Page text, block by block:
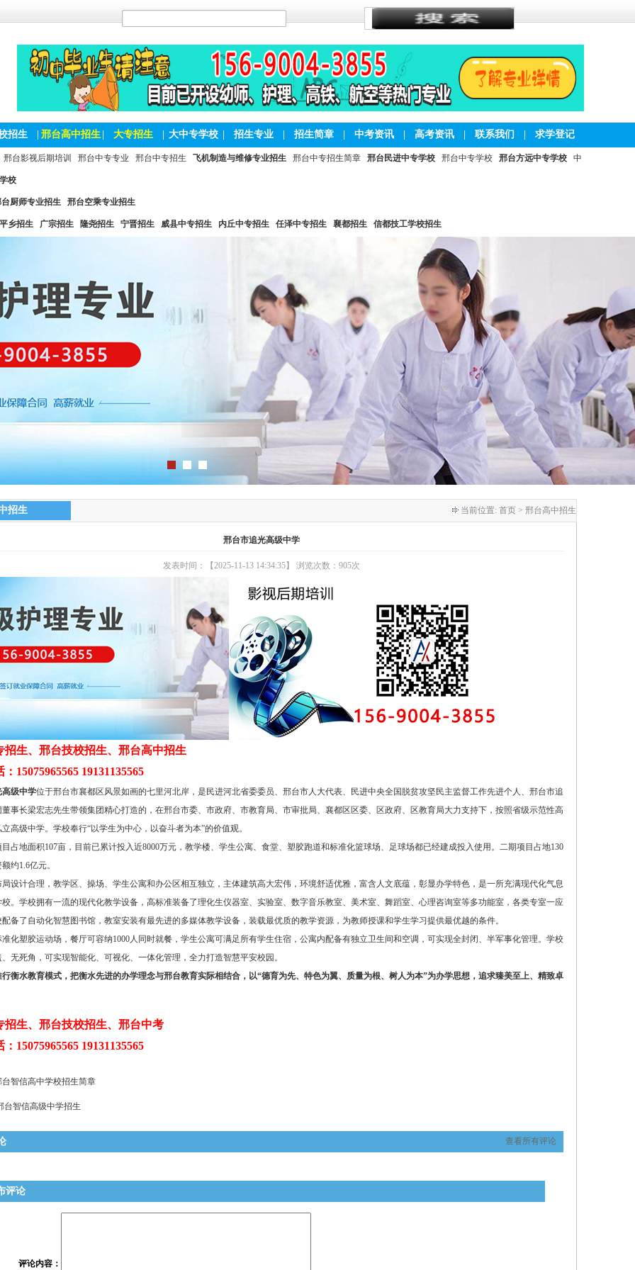
招生 邢台高中招生 大专招生 大中专学校 招生专业 招生简章 中考资讯 高考资讯 联系我们 求学登记
邢台影视后期培训 邢台中专专业 邢台中专招生 飞机制造与维修专业招生 邢台中专招生简章 邢台民进中专学校 邢台中专学校 邢台方远中专学校 中
校
厨师专业招生 邢台空乘专业招生
平乡招生 广宗招生 隆尧招生 宁晋招生 威县中专招生 内丘中专招生 任泽中专招生 襄都招生 信都技工学校招生
招生 当前位置: 首页 > 邢台高中招生
邢台市追光高级中学
发表时间：【2025-11-13 14:34:35】 浏览次数：905次
招生、邢台技校招生、邢台高中招生
15075965565 19131135565
高级中学位于邢台市襄都区风景如画的七里河北岸，是民进河北省委委员、邢台市人大代表、民进中央全国脱贫攻坚民主监督工作先进个人、邢台市追
事长梁宏志先生带领集团精心打造的，在邢台市委、市政府、市教育局、市审批局、襄都区区委、区政府、区教育局大力支持下，按照省级示范性高
高级中学。学校奉行“以学生为中心，以奋斗者为本”的价值观。
占地面积107亩，目前已累计投入近8000万元，教学楼、学生公寓、食堂、塑胶跑道和标准化篮球场、足球场都已经建成投入使用。二期项目占地130
约1.6亿元。
设计合理，教学区、操场、学生公寓和办公区相互独立，主体建筑高大宏伟，环境舒适优雅，富含人文底蕴，彰显办学特色，是一所充满现代化气息
。学校拥有一流的现代化教学设备，高标准装备了理化生仪器室、实验室、数字音乐教室、美术室、舞蹈室、心理咨询室等多功能室，各类专室一应
备了自动化智慧图书馆，教室安装有最先进的多媒体教学设备，装载最优质的教学资源，为教师授课和学生学习提供最优越的条件。
化塑胶运动场，餐厅可容纳1000人同时就餐，学生公寓可满足所有学生住宿，公寓内配备有独立卫生间和空调，可实现全封闭、半军事化管理。学校
无死角，可实现智能化、可视化、一体化管理，全力打造智慧平安校园。
衡水教育模式，把衡水先进的办学理念与邢台教育实际相结合，以“德育为先、特色为翼、质量为根、树人为本”为办学思想，追求臻美至上、精致卓
招生、邢台技校招生、邢台中考
15075965565 19131135565
台智信高中学校招生简章
台智信高级中学招生
查看所有评论
评论
评论内容：